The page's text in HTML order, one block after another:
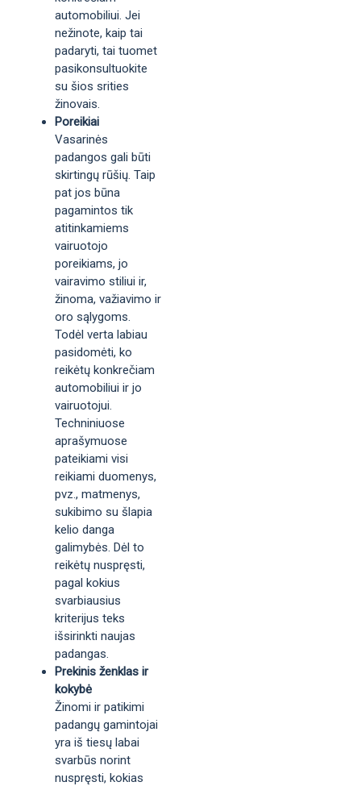
automobiliui. Jei
nežinote, kaip tai
padaryti, tai tuomet
pasikonsultuokite
su šios srities
žinovais.
Poreikiai
Vasarinės
padangos gali būti
skirtingų rūšių. Taip
pat jos būna
pagamintos tik
atitinkamiems
vairuotojo
poreikiams, jo
vairavimo stiliui ir,
žinoma, važiavimo ir
oro sąlygoms.
Todėl verta labiau
pasidomėti, ko
reikėtų konkrečiam
automobiliui ir jo
vairuotojui.
Techniniuose
aprašymuose
pateikiami visi
reikiami duomenys,
pvz., matmenys,
sukibimo su šlapia
kelio danga
galimybės. Dėl to
reikėtų nuspręsti,
pagal kokius
svarbiausius
kriterijus teks
išsirinkti naujas
padangas.
Prekinis ženklas ir
kokybė
Žinomi ir patikimi
padangų gamintojai
yra iš tiesų labai
svarbūs norint
nuspręsti, kokias